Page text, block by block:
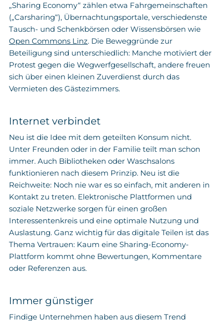
„Sharing Economy“ zählen etwa Fahrgemeinschaften
(„Carsharing“), Übernachtungsportale, verschiedenste
Tausch- und Schenkbörsen oder Wissensbörsen wie
Open Commons Linz. Die Beweggründe zur
Beteiligung sind unterschiedlich: Manche motiviert der
Protest gegen die Wegwerfgesellschaft, andere freuen
sich über einen kleinen Zuverdienst durch das
Vermieten des Gästezimmers.
Internet verbindet
Neu ist die Idee mit dem geteilten Konsum nicht.
Unter Freunden oder in der Familie teilt man schon
immer. Auch Bibliotheken oder Waschsalons
funktionieren nach diesem Prinzip. Neu ist die
Reichweite: Noch nie war es so einfach, mit anderen in
Kontakt zu treten. Elektronische Plattformen und
soziale Netzwerke sorgen für einen großen
Interessentenkreis und eine optimale Nutzung und
Auslastung. Ganz wichtig für das digitale Teilen ist das
Thema Vertrauen: Kaum eine Sharing-Economy-
Plattform kommt ohne Bewertungen, Kommentare
oder Referenzen aus.
Immer günstiger
Findige Unternehmen haben aus diesem Trend